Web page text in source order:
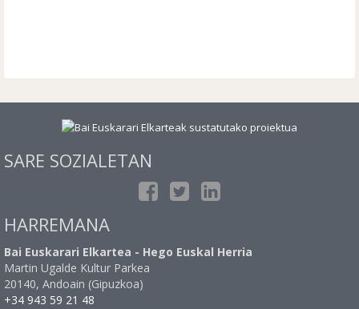
SARE SOZIALETAN
HARREMANA
Bai Euskarari Elkartea - Hego Euskal Herria
Martin Ugalde Kultur Parkea
20140, Andoain (Gipuzkoa)
+34 943 59 21 48